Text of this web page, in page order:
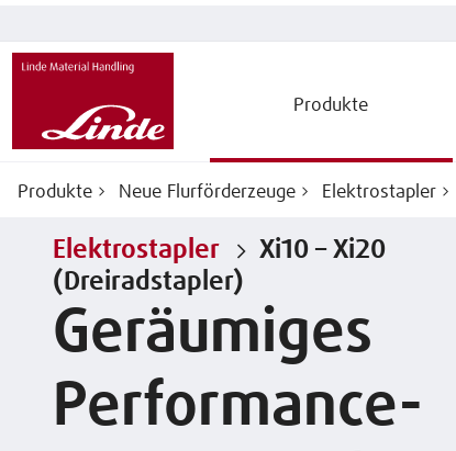
Produkte
Produkte Neue Flurförderzeuge Elektrostapler
Elektrostapler
Xi10 – Xi20
(Dreiradstapler)
Geräumiges
Performance-